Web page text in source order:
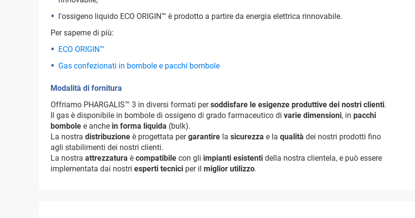
l'ossigeno liquido ECO ORIGIN™ è prodotto a partire da energia elettrica rinnovabile.
Per saperne di più:
ECO ORIGIN™
Gas confezionati in bombole e pacchi bombole
Modalità di fornitura
Offriamo PHARGALIS™ 3 in diversi formati persoddisfare le esigenze produttive dei nostri clienti.
Il gas è disponibile in bombole di ossigeno di grado farmaceutico di varie dimensioni, in pacchi
bombole e anche in forma liquida (bulk).
La nostra distribuzione è progettata pergarantire la sicurezza e la qualità dei nostri prodotti fino
agli stabilimenti dei nostri clienti.
La nostra attrezzatura è compatibile con gli impianti esistenti della nostra clientela, e può essere
implementata dai nostri esperti tecnici per il miglior utilizzo.